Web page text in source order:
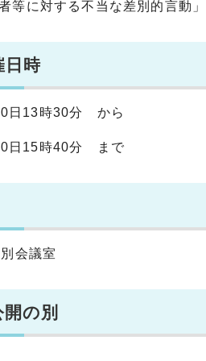
等に対する不当な差別的言動
日時
日13時30分 から
日15時40分 まで
会議室
の別